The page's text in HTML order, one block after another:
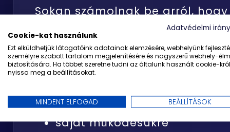
Sokan számolnak be arról,
jelentkezés pillanatában
szemmel nézni bizonyos
vezetői döntésekre
elakadásokra
saját működésükre
Adatvédelmi
Cookie-kat használunk
Ezt elküldhetjük látogatóink adatainak elemzésére, webhelyünk
személyre szabott tartalom megjelenítésére és nagyszerű webhely-
biztosítására. Ha többet szeretne tudni az általunk használt cookie-
nyissa meg a beállításokat.
MINDENT ELFOGAD BEÁLLÍTÁSOK